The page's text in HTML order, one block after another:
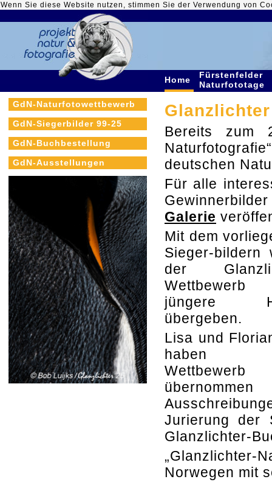
Wenn Sie diese Website nutzen, stimmen Sie der Verwendung von
Home
Fürstenfelder
Naturfototage
GdN-Naturfotowettbewerb
GdN-Siegerbilder 99-25
GdN-Buchbestellung
GdN-Ausstellungen
Bereits zum
deutschen
Für alle
Galerie
Mit dem
Sieger-bildern
der
jüngere
übergeben.
Lisa und
haben
Wettbewerb
Jurierung der
Glanzlichter-
Norwegen mit